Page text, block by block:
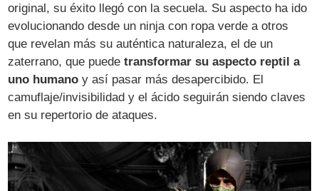
original, su éxito llegó con la secuela. Su aspecto ha ido
evolucionando desde un ninja con ropa verde a otros
que revelan más su auténtica naturaleza, el de un
zaterrano, que puedetransformar su aspecto reptil a
uno humano y así pasar más desapercibido. El
camuflaje/invisibilidad y el ácido seguirán siendo claves
en su repertorio de ataques.